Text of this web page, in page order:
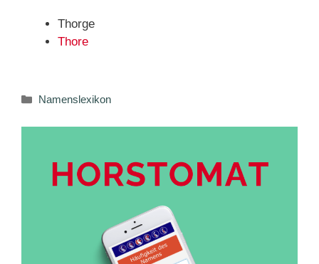
Thorge
Thore
Kategorien
Namenslexikon